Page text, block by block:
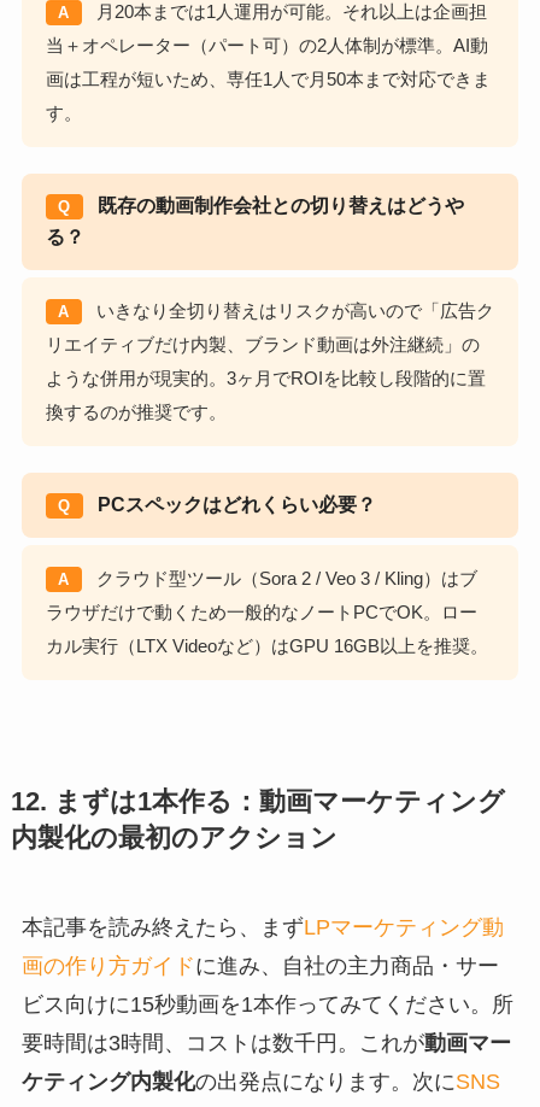
A
月20本までは1人運用が可能。それ以上は企画担
当＋オペレーター（パート可）の2人体制が標準。AI動
画は工程が短いため、専任1人で月50本まで対応できま
す。
Q
既存の動画制作会社との切り替えはどうや
る？
A
いきなり全切り替えはリスクが高いので「広告ク
リエイティブだけ内製、ブランド動画は外注継続」の
ような併用が現実的。3ヶ月でROIを比較し段階的に置
換するのが推奨です。
Q PCスペックはどれくらい必要？
A
クラウド型ツール（Sora 2 / Veo 3 / Kling）はブ
ラウザだけで動くため一般的なノートPCでOK。ロー
カル実行（LTX Videoなど）はGPU 16GB以上を推奨。
12. まずは1本作る：動画マーケティング
内製化の最初のアクション
本記事を読み終えたら、まずLPマーケティング動
画の作り方ガイドに進み、自社の主力商品・サー
ビス向けに15秒動画を1本作ってみてください。所
要時間は3時間、コストは数千円。これが動画マー
ケティング内製化の出発点になります。次にSNS